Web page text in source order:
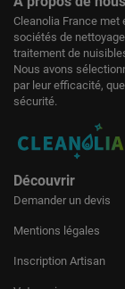
Cleanolia France
sociétés de
traitement de
Nous avons
par leur efficacité,
sécurité.
Découvrir
Demander un devis
Mentions légales
Inscription Artisan